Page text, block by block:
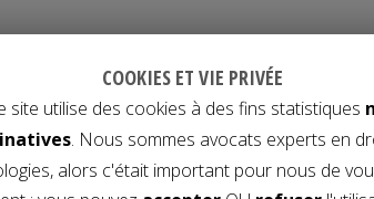
individuelle en entreprise n’a de
COOKIES ET VIE PRIVÉE
site utilise des cookies à des fins statistiques
. Nous sommes avocats experts en
alors c'était important pour nous de